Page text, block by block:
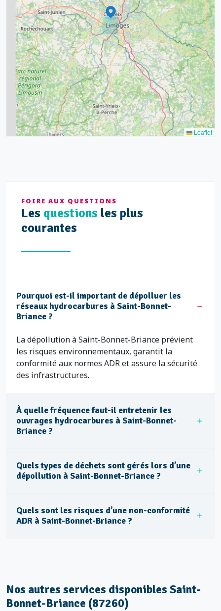
9
2
3
11
5
8
7
7
6
20
15
Leaflet
FOIRE AUX QUESTIONS
Les questions les plus
courantes
Pourquoi est-il important de dépolluer les
réseaux hydrocarbures à Saint-Bonnet-
Briance ?
La dépollution à Saint-Bonnet-Briance prévient
les risques environnementaux, garantit la
conformité aux normes ADR et assure la sécurité
des infrastructures.
À quelle fréquence faut-il entretenir les
ouvrages hydrocarbures à Saint-Bonnet-
Briance ?
Quels types de déchets sont gérés lors d’une
dépollution à Saint-Bonnet-Briance ?
Quels sont les risques d’une non-conformité
ADR à Saint-Bonnet-Briance ?
Nos autres services disponibles Saint-
Bonnet-Briance (87260)